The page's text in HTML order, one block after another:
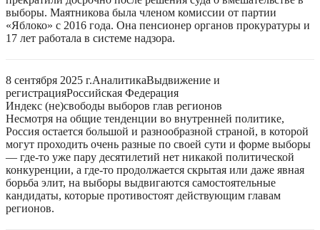
выборы. Маятникова была членом комиссии от партии
«Яблоко» с 2016 года. Она пенсионер органов прокуратуры и
17 лет работала в системе надзора.
8 сентября 2025 г.АналитикаВыдвижение и
регистрацияРоссийская Федерация
Индекс (не)свободы выборов глав регионов
Несмотря на общие тенденции во внутренней политике,
Россия остается большой и разнообразной страной, в которой
могут проходить очень разные по своей сути и форме выборы
— где-то уже пару десятилетий нет никакой политической
конкуренции, а где-то продолжается скрытая или даже явная
борьба элит, на выборы выдвигаются самостоятельные
кандидаты, которые противостоят действующим главам
регионов.